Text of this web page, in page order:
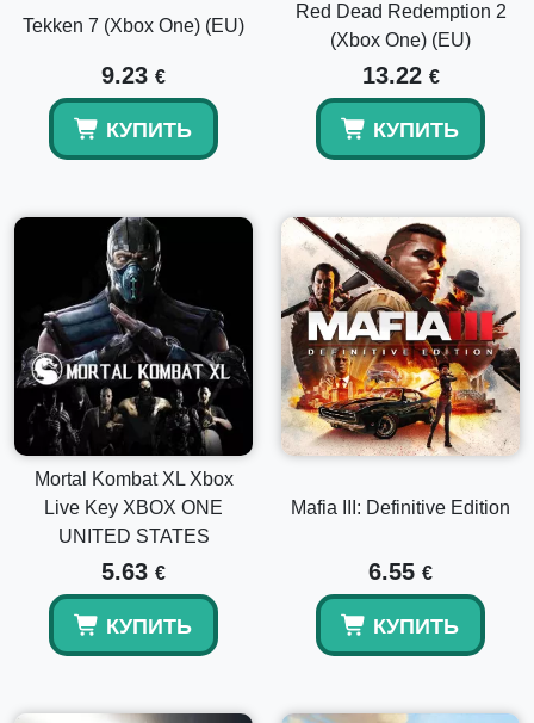
Tekken 7 (Xbox One) (EU)
9.23 €
КУПИТЬ
Red Dead Redemption 2
(Xbox One) (EU)
13.22 €
КУПИТЬ
Mortal Kombat XL Xbox
Live Key XBOX ONE
UNITED STATES
5.63 €
КУПИТЬ
Mafia III: Definitive Edition
6.55 €
КУПИТЬ